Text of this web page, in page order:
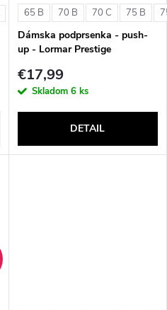
65 B 70 B 70 C 75 B
Dámska podprsenka - push-
up - Lormar Prestige
€17,99
Skladom 6 ks
DETAIL